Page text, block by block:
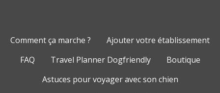
Comment ça marche ?
Ajouter votre établissement
FAQ
Travel Planner Dogfriendly
Boutique
Astuces pour voyager avec son chien